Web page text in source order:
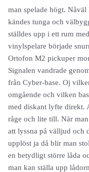
man spelade högt.
kändes tunga och
ställdes upp i ett rum
vinylspelare började
Ortofon M2 pickuper
Signalen vandrade
från Cyber-base. Oj
omgående och vilken
med diskant lyfte direkt.
råge och lite till. När
att lyssna på välljud och
upplöst ja då blir man
en betydligt större låda
man kan ställa upp